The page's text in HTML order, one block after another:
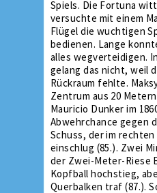
Spiels. Die Fortuna
versuchte mit einem
Flügel die wuchtigen
bedienen. Lange
alles wegverteidigen.
gelang das nicht, weil
Rückraum fehlte.
Zentrum aus 20
Mauricio Dunker im
Abwehrchance gegen
Schuss, der im
einschlug (85.). Zwei
der Zwei-Meter-Riese
Kopfball hochstieg,
Querbalken traf (87.).